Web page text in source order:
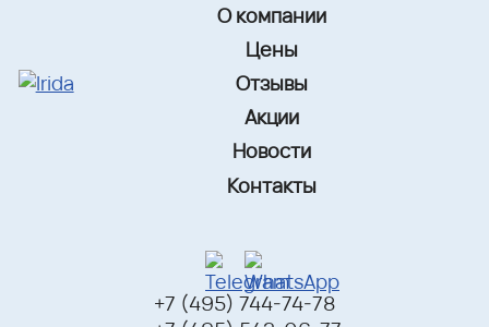
О компании
Цены
Отзывы
Акции
Новости
Контакты
+7 (495) 744-74-78